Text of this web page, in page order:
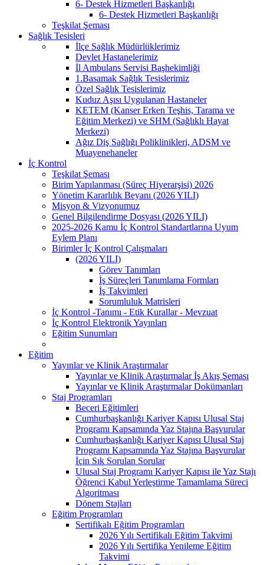
6- Destek Hizmetleri Başkanlığı
6- Destek Hizmetleri Başkanlığı
Teşkilat Şeması
Sağlık Tesisleri
İlçe Sağlık Müdürlüklerimiz
Devlet Hastanelerimiz
İl Ambulans Servisi Başhekimliği
1.Basamak Sağlık Tesislerimiz
Özel Sağlık Tesislerimiz
Kuduz Aşısı Uygulanan Hastaneler
KETEM (Kanser Erken Teşhis, Tarama ve
Eğitim Merkezi) ve SHM (Sağlıklı Hayat
Merkezi)
Ağız Diş Sağlığı Poliklinikleri, ADSM ve
Muayenehaneler
İç Kontrol
Teşkilat Şeması
Birim Yapılanması (Süreç Hiyerarşisi) 2026
Yönetim Kararlılık Beyanı (2026 YILI)
Misyon & Vizyonumuz
Genel Bilgilendirme Dosyası (2026 YILI)
2025-2026 Kamu İç Kontrol Standartlarına Uyum
Eylem Planı
Birimler İç Kontrol Çalışmaları
(2026 YILI)
Görev Tanımları
İş Süreçleri Tanımlama Formları
İş Takvimleri
Sorumluluk Matrisleri
İç Kontrol -Tanımı - Etik Kurallar - Mevzuat
İç Kontrol Elektronik Yayınları
Eğitim Sunumları
Eğitim
Yayınlar ve Klinik Araştırmalar
Yayınlar ve Klinik Araştırmalar İş Akış Şeması
Yayınlar ve Klinik Araştırmalar Dokümanları
Staj Programları
Beceri Eğitimleri
Cumhurbaşkanlığı Kariyer Kapısı Ulusal Staj
Programı Kapsamında Yaz Stajına Başvurular
Cumhurbaşkanlığı Kariyer Kapısı Ulusal Staj
Programı Kapsamında Yaz Stajına Başvurular
İçin Sık Sorulan Sorular
Ulusal Staj Programı Kariyer Kapısı ile Yaz Stajı
Öğrenci Kabul Yerleştirme Tamamlama Süreci
Algoritması
Dönem Stajları
Eğitim Programları
Sertifikalı Eğitim Programları
2026 Yılı Sertifikalı Eğitim Takvimi
2026 Yılı Sertifika Yenileme Eğitim
Takvimi